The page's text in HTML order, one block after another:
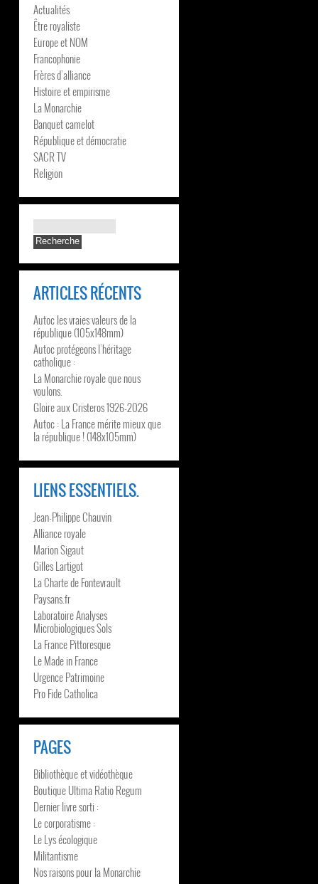
Actualités
Être royaliste
Europe et NOM
Francophonie
Frères d’alliance
Histoire et empirisme
La Monarchie
Banquet camelot
République et démocratie
SACR TV
Religion
ARTICLES RÉCENTS
Autoc les vraies valeurs de la
république (105x148mm)
Autoc protégeons l’héritage
catholique :
La Monarchie royale que nous
voulons.
Gloire aux Cristeros 1926-2026
Autoc : La France mérite mieux que
la république ! (148x105mm)
LIENS ESSENTIELS.
Jean-Philippe Chauvin
Alliance royale
Marion Sigaut
Gilles Lartigot
La Charte de Fontevrault
Paysans.fr
Laboratoire Analyses
Microbiologiques Sols
La France Pittoresque
Le Made in France
Urgence Patrimoine
Pro Fide Catholica
PAGES
Bibliothèque et vidéothèque
Boutique Ultima Ratio Regum
Dernier livre sorti :
Le corporatisme :
Le Lys écologique
Militantisme
Nos raisons pour la Monarchie